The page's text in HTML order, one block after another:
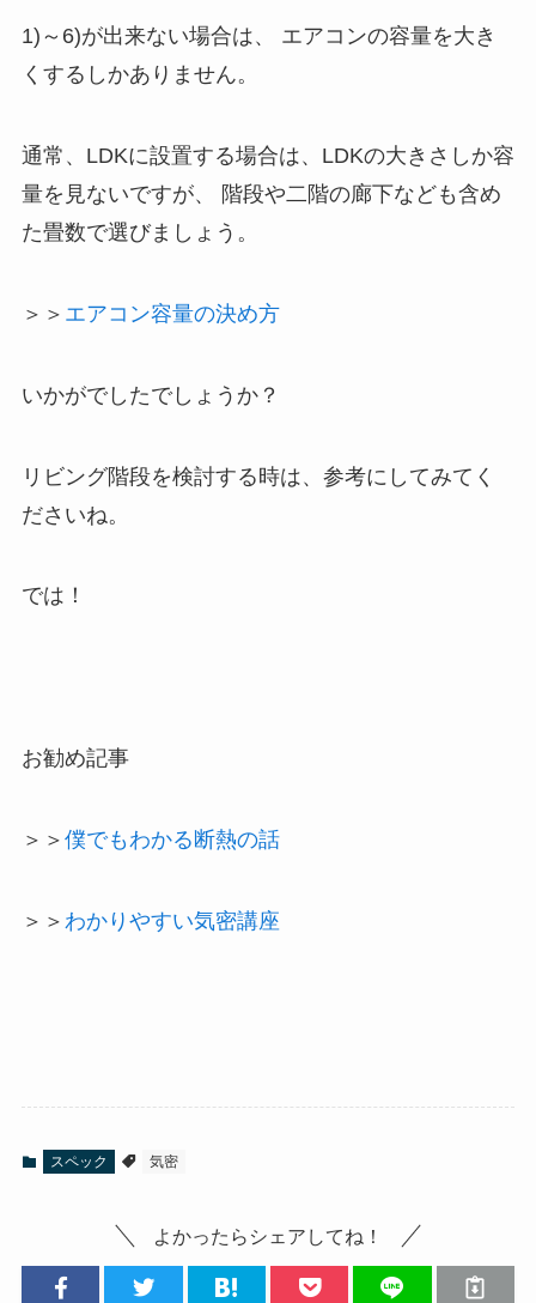
1)～6)が出来ない場合は、 エアコンの容量を大き
くするしかありません。
通常、LDKに設置する場合は、LDKの大きさしか容
量を見ないですが、 階段や二階の廊下なども含め
た畳数で選びましょう。
＞＞ エアコン容量の決め方
いかがでしたでしょうか？
リビング階段を検討する時は、参考にしてみてく
ださいね。
では！
お勧め記事
＞＞ 僕でもわかる断熱の話
＞＞ わかりやすい気密講座
スペック 気密
よかったらシェアしてね！